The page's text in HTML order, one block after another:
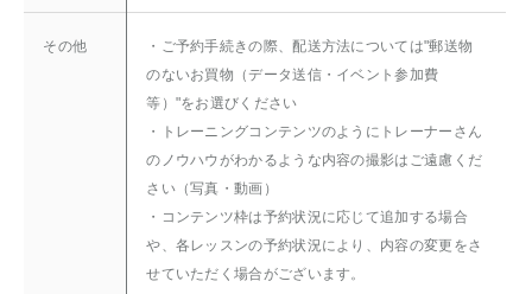
その他
・ご予約手続きの際、配送方法については"郵送物
のないお買物（データ送信・イベント参加費
等）"をお選びください
・トレーニングコンテンツのようにトレーナーさん
のノウハウがわかるような内容の撮影はご遠慮くだ
さい（写真・動画）
・コンテンツ枠は予約状況に応じて追加する場合
や、各レッスンの予約状況により、内容の変更をさ
せていただく場合がございます。